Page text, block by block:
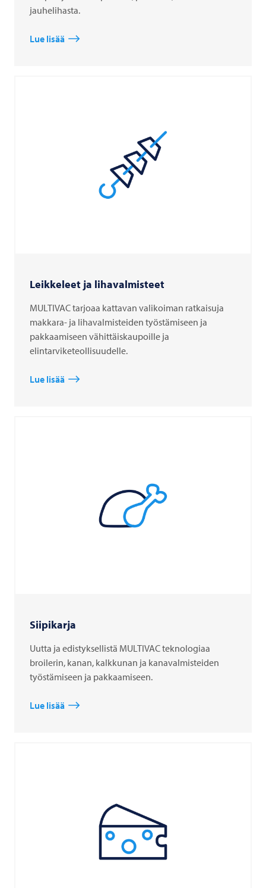
jauhelihasta.
Lue lisää
Leikkeleet ja lihavalmisteet
MULTIVAC tarjoaa kattavan valikoiman ratkaisuja
makkara- ja lihavalmisteiden työstämiseen ja
pakkaamiseen vähittäiskaupoille ja
elintarviketeollisuudelle.
Lue lisää
Siipikarja
Uutta ja edistyksellistä MULTIVAC teknologiaa
broilerin, kanan, kalkkunan ja kanavalmisteiden
työstämiseen ja pakkaamiseen.
Lue lisää